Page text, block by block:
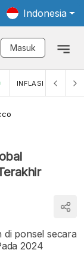
Indonesia
Masuk
INFLASI MOM
di ponsel secara
2024